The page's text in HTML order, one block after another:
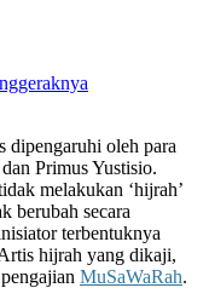
dipengaruhi oleh para
Primus Yustisio.
melakukan ‘hijrah’
berubah secara
terbentuknya
hijrah yang dikaji,
MuSaWaRah.